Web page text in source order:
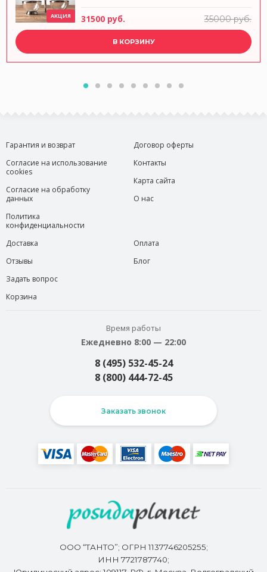
АКЦИЯ 31500 руб. 35000 руб.
В КОРЗИНУ
Гарантия и возврат
Согласие на использование
cookies
Согласие на обработку
данных
Политика
конфиденциальности
Договор оферты
Контакты
Карта сайта
О нас
Доставка
Отзывы
Задать вопрос
Корзина
Оплата
Блог
Время работы
Ежедневно 8:00 — 22:00
8 (495) 532-45-24
8 (800) 444-72-45
Заказать звонок
ООО “ТАНТО”; ОГРН 1137746205255;
ИНН 7721787740;